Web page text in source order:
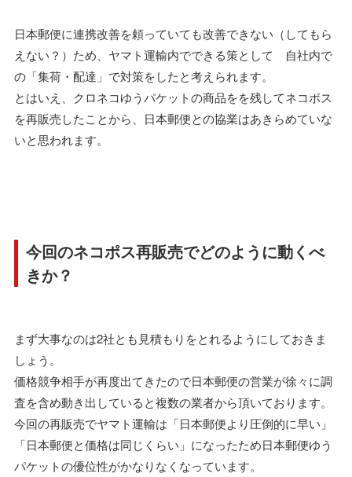
日本郵便に連携改善を頼っていても改善できない（してもら
えない？）ため、ヤマト運輸内でできる策として 自社内で
の「集荷・配達」で対策をしたと考えられます。
とはいえ、クロネコゆうパケットの商品をを残してネコポス
を再販売したことから、日本郵便との協業はあきらめていな
いと思われます。
今回のネコポス再販売でどのように動くべ
きか？
まず大事なのは2社とも見積もりをとれるようにしておきま
しょう。
価格競争相手が再度出てきたので日本郵便の営業が徐々に調
査を含め動き出していると複数の業者から頂いております。
今回の再販売でヤマト運輸は「日本郵便より圧倒的に早い」
「日本郵便と価格は同じくらい」になったため日本郵便ゆう
パケットの優位性がかなりなくなっています。